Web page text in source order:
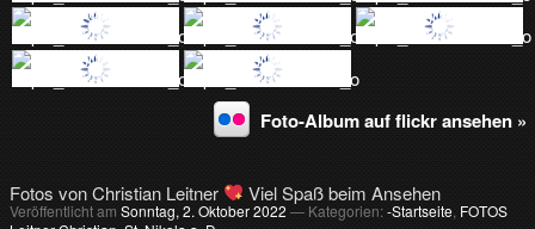
Foto-Album auf flickr ansehen »
Fotos von Christian Leitner Viel Spaß beim Ansehen
Veröffentlicht am Sonntag, 2. Oktober 2022 — Kategorien:-Startseite, FOTOS